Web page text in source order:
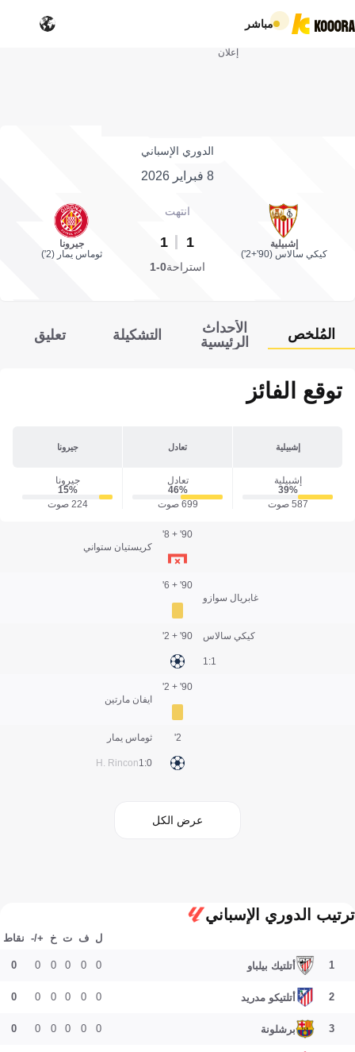
مباشر
إعلان
الدوري الإسباني
8 فبراير 2026
إشبيلية
كيكي سالاس (90'+2')
انتهت
1
1
جيرونا
ثوماس يمار (2')
استراحة0-1
المُلخص
الأحداث
الرئيسية
التشكيلة تعليق
توقع الفائز
إشبيلية تعادل جيرونا
إشبيلية
39‎%‎
587 صوت
تعادل
46‎%‎
699 صوت
جيرونا
15‎%‎
224 صوت
كريستيان ستواني
90' + 8'
غابريال سوازو
90' + 6'
كيكي سالاس
1:1
90' + 2'
ايفان مارتين
90' + 2'
ثوماس يمار
H. Rincon0:1
2'
عرض الكل
ترتيب الدوري الإسباني
ل ف ت خ +/- نقاط
1 أتلتيك بيلباو 0
0
0
0
0
0
2 أتلتيكو مدريد 0
0
0
0
0
0
3 برشلونة 0
0
0
0
0
0